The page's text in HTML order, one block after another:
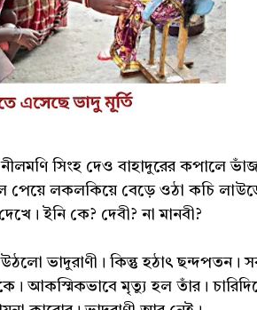
সিংহ দেও বাহাদুরের কপালে
পেয়ে লকলকিয়ে বেড়ে ওঠা কচি
ইনি কে? দেবী? না মানবী?
উঠলো ভাদুরাণী। কিন্তু হঠাৎ ছন্দপতন।
আকস্মিকভাবে মৃত্যু হল তাঁর।